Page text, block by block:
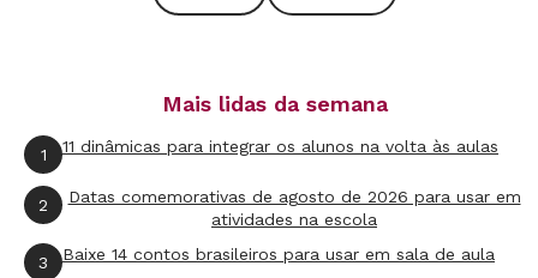
que 51% em 2014. Os indígenas estão presentes
Na pedagogia
61% brancos em 2005. Em 2014,
47,5%
eram brancos
36,2%de negros/pardos em 2005. Em
Mais lidas da semana
1 11 dinâmicas para integrar os alunos na volta às aulas
2
Datas comemorativas de agosto de 2026 para usar em
atividades na escola
3 Baixe 14 contos brasileiros para usar em sala de aula